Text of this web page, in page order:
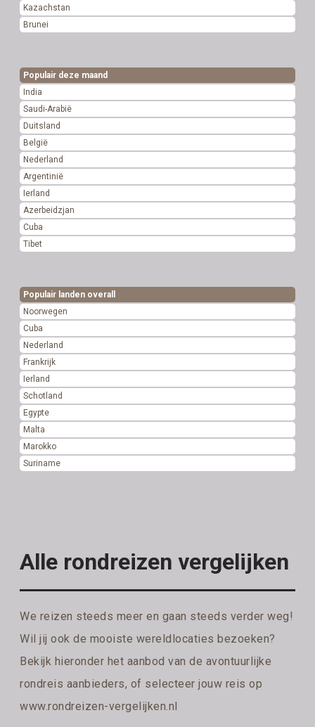
Kazachstan
Brunei
Populair deze maand
India
Saudi-Arabië
Duitsland
België
Nederland
Argentinië
Ierland
Azerbeidzjan
Cuba
Tibet
Populair landen overall
Noorwegen
Cuba
Nederland
Frankrijk
Ierland
Schotland
Egypte
Malta
Marokko
Suriname
Alle rondreizen vergelijken
We reizen steeds meer en gaan steeds verder weg!
Wil jij ook de mooiste wereldlocaties bezoeken?
Bekijk hieronder het aanbod van de avontuurlijke
rondreis aanbieders, of selecteer jouw reis op
www.rondreizen-vergelijken.nl